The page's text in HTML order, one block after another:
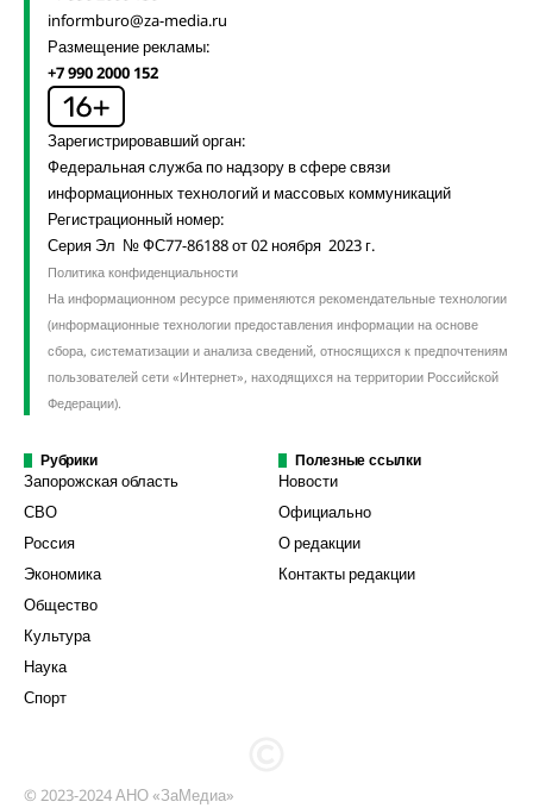
informburo@za-media.ru
Размещение рекламы:
+7 990 2000 152
Зарегистрировавший орган:
Федеральная служба по надзору в сфере связи
информационных технологий и массовых коммуникаций
Регистрационный номер:
Серия Эл № ФС77-86188 от 02 ноября 2023 г.
Политика конфиденциальности
На информационном ресурсе применяются рекомендательные технологии
(информационные технологии предоставления информации на основе
сбора, систематизации и анализа сведений, относящихся к предпочтениям
пользователей сети «Интернет», находящихся на территории Российской
Федерации).
Рубрики
Запорожская область
СВО
Россия
Экономика
Общество
Культура
Наука
Спорт
Полезные ссылки
Новости
Официально
О редакции
Контакты редакции
© 2023-2024 АНО «ЗаМедиа»